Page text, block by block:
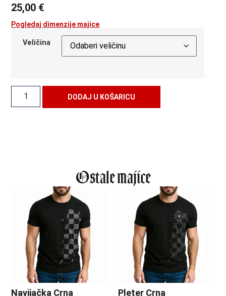
25,00 €
Pogledaj dimenzije majice
Veličina
DODAJ U KOŠARICU
Ostale majice
Navijačka Crna Pleter Crna